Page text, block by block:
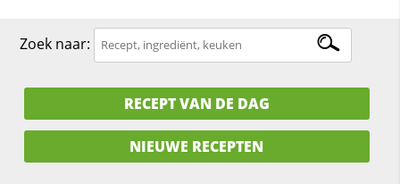
Zoek naar:
RECEPT VAN DE DAG
NIEUWE RECEPTEN